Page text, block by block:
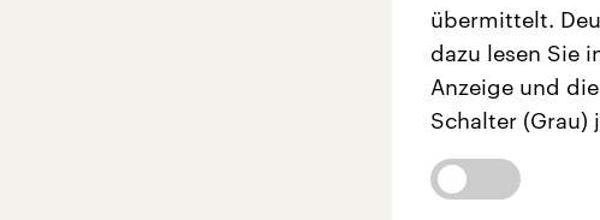
übermittelt.
dazu lesen Sie
Anzeige und
Schalter (Grau)